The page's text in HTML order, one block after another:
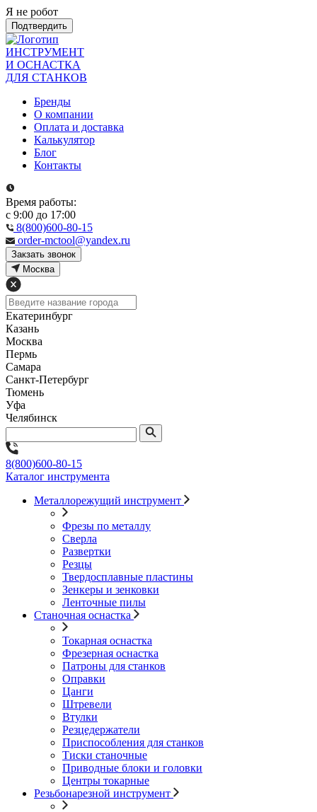
Я не робот
Подтвердить
ИНСТРУМЕНТ
И ОСНАСТКА
ДЛЯ СТАНКОВ
Бренды
О компании
Оплата и доставка
Калькулятор
Блог
Контакты
Время работы:
с 9:00 до 17:00
8(800)600-80-15
order-mctool@yandex.ru
Закзать звонок
Москва
Екатеринбург
Казань
Москва
Пермь
Самара
Санкт-Петербург
Тюмень
Уфа
Челябинск
8(800)600-80-15
Каталог инструмента
Металлорежущий инструмент
Фрезы по металлу
Сверла
Развертки
Резцы
Твердосплавные пластины
Зенкеры и зенковки
Ленточные пилы
Станочная оснастка
Токарная оснастка
Фрезерная оснастка
Патроны для станков
Оправки
Цанги
Штревели
Втулки
Резцедержатели
Приспособления для станков
Тиски станочные
Приводные блоки и головки
Центры токарные
Резьбонарезной инструмент